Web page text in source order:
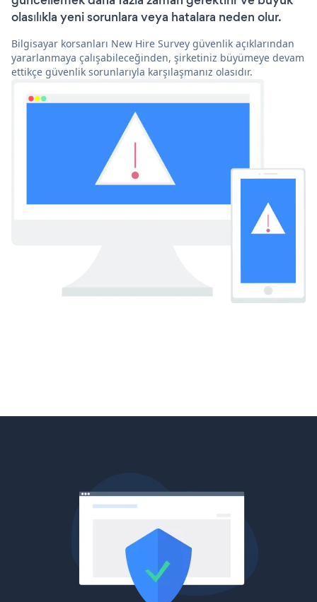
olasılıkla yeni sorunlara veya hatalara neden olur.
Bilgisayar korsanları New Hire Survey güvenlik açıklarından
yararlanmaya çalışabileceğinden, şirketiniz büyümeye devam
ettikçe güvenlik sorunlarıyla karşılaşmanız olasıdır.